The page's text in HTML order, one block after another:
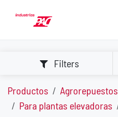
Filters
Productos
Agrorepuestos
Para plantas elevadoras